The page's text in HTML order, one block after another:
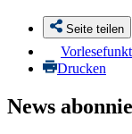
Seite teilen
Drucken
News